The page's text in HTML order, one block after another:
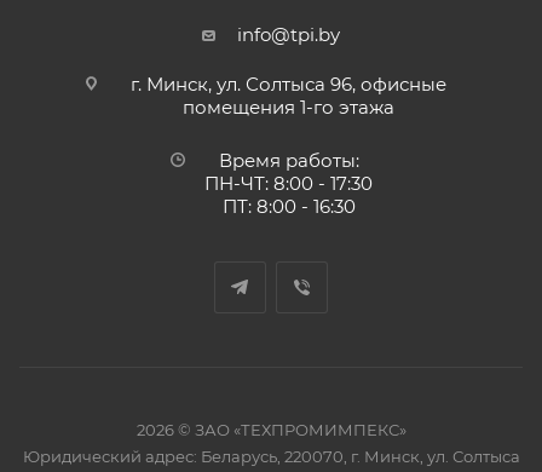
info@tpi.by
г. Минск, ул. Солтыса 96, офисные
помещения 1-го этажа
Время работы:
ПН-ЧТ: 8:00 - 17:30
ПТ: 8:00 - 16:30
2026 © ЗАО «ТЕХПРОМИМПЕКС»
Юридический адрес: Беларусь, 220070, г. Минск, ул. Солтыса